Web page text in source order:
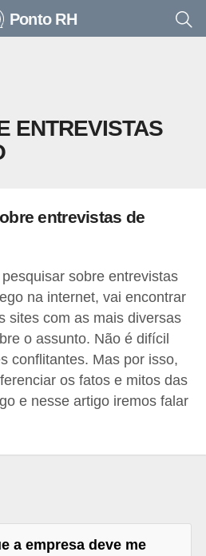
Ponto RH
ENTREVISTAS
entrevistas de
sobre entrevistas
na internet, vai encontrar
sites com as mais diversas
o assunto. Não é difícil
conflitantes. Mas por isso,
os fatos e mitos das
e nesse artigo iremos falar
a empresa deve me